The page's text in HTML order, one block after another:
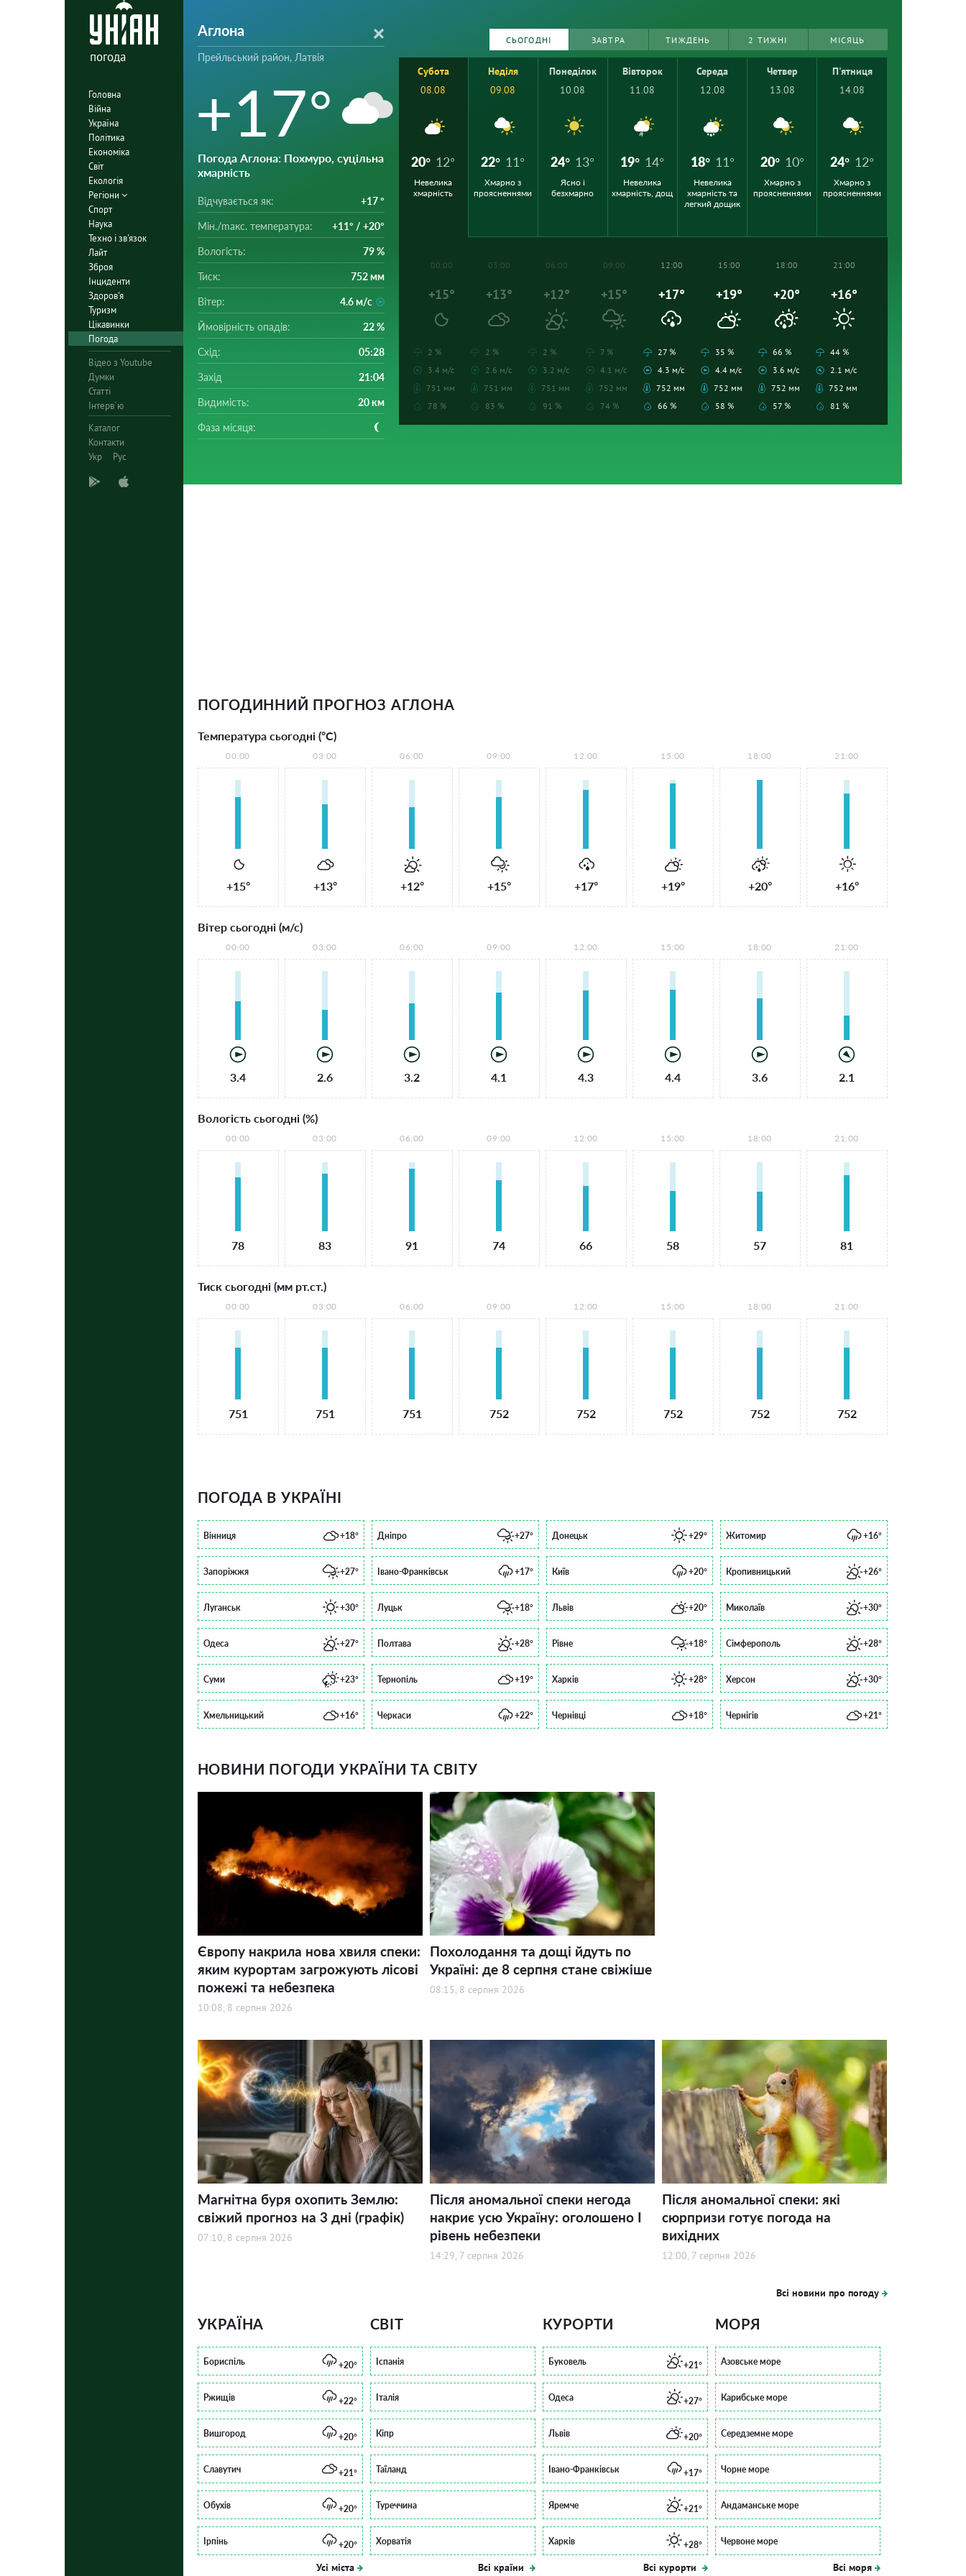
погода
Головна
Війна
Україна
Політика
Економіка
Світ
Екологія
Регіони
Спорт
Наука
Техно і зв'язок
Лайт
Зброя
Інциденти
Здоров'я
Туризм
Цікавинки
Погода
Відео з Youtube
Думки
Статті
Інтерв`ю
Каталог
Контакти
Укр
Рус
Аглона
Прейльський район, Латвія
+17°
Погода Аглона: Похмуро, суцільна
хмарність
Відчувається як: +17 °
Мін./mакс. температура: +11° / +20°
Вологість: 79 %
Тиск: 752 мм
Вітер: 4.6 м/с
Ймовірність опадів: 22 %
Схід: 05:28
Захід 21:04
Видимість: 20 км
Фаза місяця:
СЬОГОДНІ ЗАВТРА ТИЖДЕНЬ 2 ТИЖНІ МІСЯЦЬ
Субота
08.08
20° 12°
Невелика
хмарність
Неділя
09.08
22° 11°
Хмарно з
проясненнями
Понеділок
10.08
24° 13°
Ясно і
безхмарно
Вівторок
11.08
19° 14°
Невелика
хмарність, дощ
Середа
12.08
18° 11°
Невелика
хмарність та
легкий дощик
Четвер
13.08
20° 10°
Хмарно з
проясненнями
П'ятниця
14.08
24° 12°
Хмарно з
проясненнями
00:00
+15°
2 %
3.4 м/с
751 мм
78 %
03:00
+13°
2 %
2.6 м/с
751 мм
83 %
06:00
+12°
2 %
3.2 м/с
751 мм
91 %
09:00
+15°
7 %
4.1 м/с
752 мм
74 %
12:00
+17°
27 %
4.3 м/с
752 мм
66 %
15:00
+19°
35 %
4.4 м/с
752 мм
58 %
18:00
+20°
66 %
3.6 м/с
752 мм
57 %
21:00
+16°
44 %
2.1 м/с
752 мм
81 %
ПОГОДИННИЙ ПРОГНОЗ АГЛОНА
Температура сьогодні (°С)
00:00
+15°
03:00
+13°
06:00
+12°
09:00
+15°
12:00
+17°
15:00
+19°
18:00
+20°
21:00
+16°
Вітер сьогодні (м/с)
00:00
3.4
03:00
2.6
06:00
3.2
09:00
4.1
12:00
4.3
15:00
4.4
18:00
3.6
21:00
2.1
Вологість сьогодні (%)
00:00
78
03:00
83
06:00
91
09:00
74
12:00
66
15:00
58
18:00
57
21:00
81
Тиск сьогодні (мм рт.ст.)
00:00
751
03:00
751
06:00
751
09:00
752
12:00
752
15:00
752
18:00
752
21:00
752
ПОГОДА В УКРАЇНІ
Вінниця +18° Дніпро +27° Донецьк +29° Житомир +16°
Запоріжжя +27° Івано-Франківськ +17° Київ +20° Кропивницький +26°
Луганськ +30° Луцьк +18° Львів +20° Миколаїв +30°
Одеса +27° Полтава +28° Рівне +18° Сімферополь +28°
Суми +23° Тернопіль +19° Харків +28° Херсон +30°
Хмельницький +16° Черкаси +22° Чернівці +18° Чернігів +21°
НОВИНИ ПОГОДИ УКРАЇНИ ТА СВІТУ
Європу накрила нова хвиля спеки:
яким курортам загрожують лісові
пожежі та небезпека
10:08, 8 серпня 2026
Похолодання та дощі йдуть по
Україні: де 8 серпня стане свіжіше
08:15, 8 серпня 2026
Магнітна буря охопить Землю:
свіжий прогноз на 3 дні (графік)
07:10, 8 серпня 2026
Після аномальної спеки негода
накриє усю Україну: оголошено І
рівень небезпеки
14:29, 7 серпня 2026
Після аномальної спеки: які
сюрпризи готує погода на
вихідних
12:00, 7 серпня 2026
Всі новини про погоду
УКРАЇНА
Бориспіль +20°
Ржищів +22°
Вишгород +20°
Славутич +21°
Обухів +20°
Ірпінь +20°
Усі міста
СВІТ
Іспанія
Італія
Кіпр
Таїланд
Туреччина
Хорватія
Всі країни
КУРОРТИ
Буковель +21°
Одеса +27°
Львів +20°
Івано-Франківськ +17°
Яремче +21°
Харків +28°
Всі курорти
МОРЯ
Азовське море
Карибське море
Середземне море
Чорне море
Андаманське море
Червоне море
Всі моря